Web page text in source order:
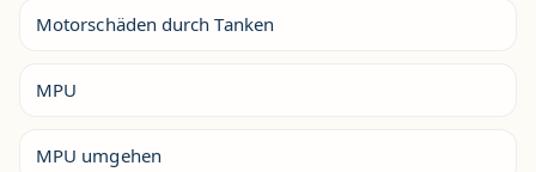
Motorschäden durch Tanken
MPU
MPU umgehen